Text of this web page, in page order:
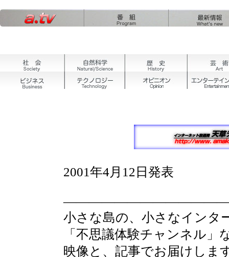
2001年4月12日発表
小さな島の、小さなインタ
「不思議体験チャンネル
映像と、記事でお届けしま